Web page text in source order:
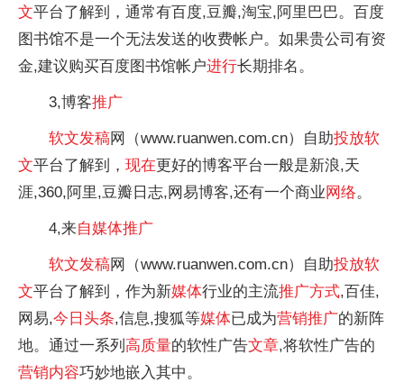
文平台了解到，通常有百度,豆瓣,淘宝,阿里巴巴。百度
图书馆不是一个无法发送的收费帐户。如果贵公司有资
金,建议购买百度图书馆帐户进行长期排名。
3,博客推广
软文发稿网（www.ruanwen.com.cn）自助投放软
文平台了解到， 现在更好的博客平台一般是新浪,天
涯,360,阿里,豆瓣日志,网易博客,还有一个商业网络。
4,来自媒体推广
软文发稿网（www.ruanwen.com.cn）自助投放软
文平台了解到，作为新媒体行业的主流推广方式,百佳,
网易,今日头条,信息,搜狐等媒体已成为营销推广的新阵
地。通过一系列 高质量的软性广告文章,将软性广告的
营销内容巧妙地嵌入其中。